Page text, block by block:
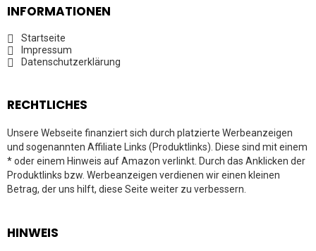
INFORMATIONEN
Startseite
Impressum
Datenschutzerklärung
RECHTLICHES
Unsere Webseite finanziert sich durch platzierte Werbeanzeigen
und sogenannten Affiliate Links (Produktlinks). Diese sind mit einem
* oder einem Hinweis auf Amazon verlinkt. Durch das Anklicken der
Produktlinks bzw. Werbeanzeigen verdienen wir einen kleinen
Betrag, der uns hilft, diese Seite weiter zu verbessern.
HINWEIS